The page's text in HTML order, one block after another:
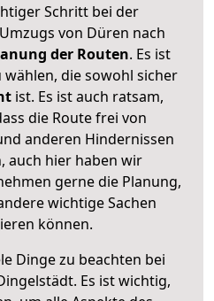
Schritt bei der
von Düren nach
der Routen. Es ist
die sowohl sicher
ist. Es ist auch ratsam,
die Route frei von
anderen Hindernissen
auch hier haben wir
gerne die Planung,
wichtige Sachen
können.
Dinge zu beachten bei
Es ist wichtig,